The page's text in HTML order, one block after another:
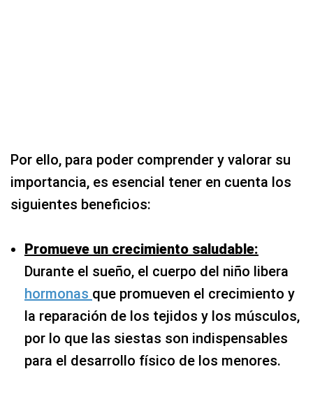
Por ello, para poder comprender y valorar su
importancia, es esencial tener en cuenta los
siguientes beneficios:
Promueve un crecimiento saludable:
Durante el sueño, el cuerpo del niño libera
hormonas que promueven el crecimiento y
la reparación de los tejidos y los músculos,
por lo que las siestas son indispensables
para el desarrollo físico de los menores.